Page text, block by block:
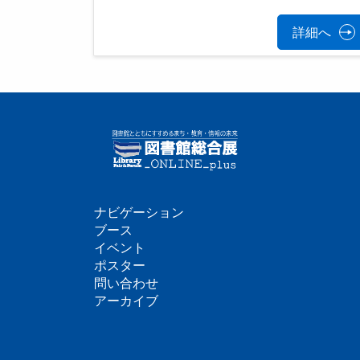
詳細へ
フ
ッ
タ
ナビゲーション
ブース
イベント
ポスター
問い合わせ
アーカイブ